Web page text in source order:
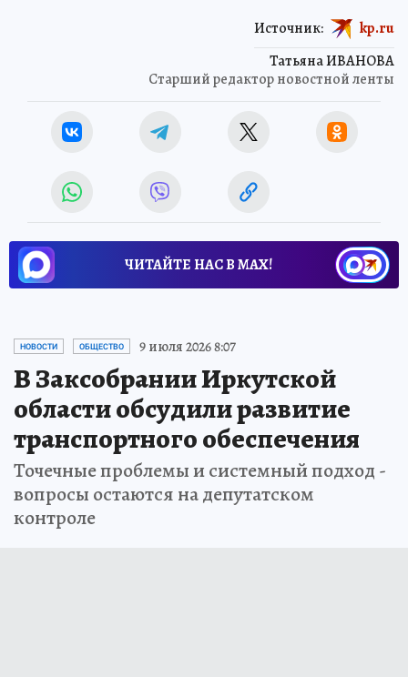
Татьяна ИВАНОВА
Старший редактор новостной ленты
Источник: kp.ru
ЧИТАЙТЕ НАС В МАХ!
НОВОСТИ ОБЩЕСТВО 9 июля 2026 8:07
В Заксобрании Иркутской
области обсудили развитие
транспортного обеспечения
Точечные проблемы и системный подход -
вопросы остаются на депутатском
контроле